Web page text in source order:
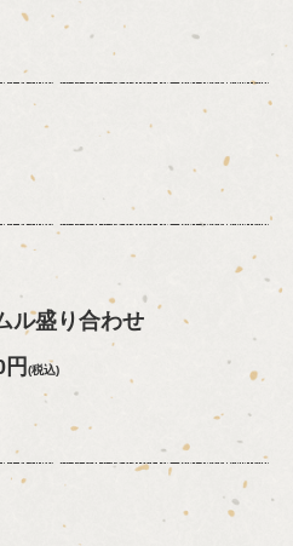
ル盛り合わせ
円(税込)